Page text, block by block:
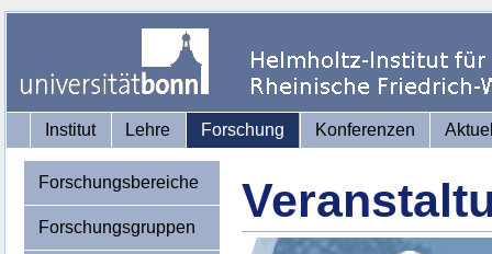
Institut Lehre Forschung Konferenzen
Forschungsbereiche
Forschungsgruppen